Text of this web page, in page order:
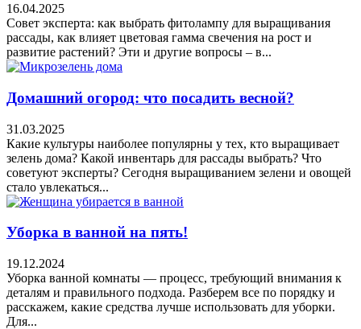
16.04.2025
Совет эксперта: как выбрать фитолампу для выращивания
рассады, как влияет цветовая гамма свечения на рост и
развитие растений? Эти и другие вопросы – в...
Домашний огород: что посадить весной?
31.03.2025
Какие культуры наиболее популярны у тех, кто выращивает
зелень дома? Какой инвентарь для рассады выбрать? Что
советуют эксперты? Сегодня выращиванием зелени и овощей
стало увлекаться...
Уборка в ванной на пять!
19.12.2024
Уборка ванной комнаты — процесс, требующий внимания к
деталям и правильного подхода. Разберем все по порядку и
расскажем, какие средства лучше использовать для уборки.
Для...